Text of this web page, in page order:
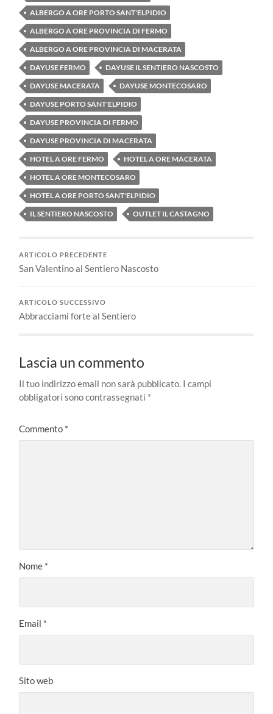
ALBERGO A ORE PORTO SANT'ELPIDIO
ALBERGO A ORE PROVINCIA DI FERMO
ALBERGO A ORE PROVINCIA DI MACERATA
DAYUSE FERMO
DAYUSE IL SENTIERO NASCOSTO
DAYUSE MACERATA
DAYUSE MONTECOSARO
DAYUSE PORTO SANT'ELPIDIO
DAYUSE PROVINCIA DI FERMO
DAYUSE PROVINCIA DI MACERATA
HOTEL A ORE FERMO
HOTEL A ORE MACERATA
HOTEL A ORE MONTECOSARO
HOTEL A ORE PORTO SANT'ELPIDIO
IL SENTIERO NASCOSTO
OUTLET IL CASTAGNO
ARTICOLO PRECEDENTE
San Valentino al Sentiero Nascosto
ARTICOLO SUCCESSIVO
Abbracciami forte al Sentiero
Lascia un commento
Il tuo indirizzo email non sarà pubblicato. I campi
obbligatori sono contrassegnati *
Commento *
Nome *
Email *
Sito web